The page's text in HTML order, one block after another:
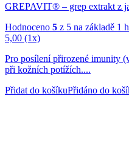
GREPAVIT® – grep extrakt z
Hodnoceno 5 z 5 na základě 1
5,00 (1x)
Pro posílení přirozené imunity
při kožních potížích....
Přidat do košíkuPřidáno do